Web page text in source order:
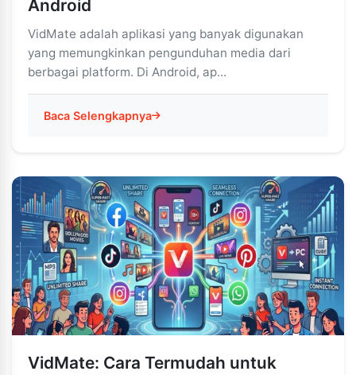
Android
VidMate adalah aplikasi yang banyak digunakan
yang memungkinkan pengunduhan media dari
berbagai platform. Di Android, ap...
Baca Selengkapnya
VidMate: Cara Termudah untuk